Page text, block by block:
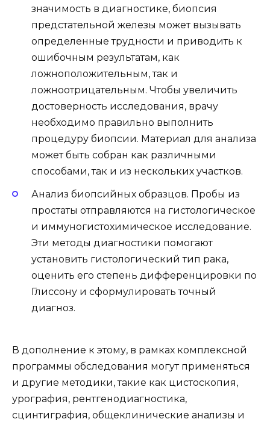
значимость в диагностике, биопсия
предстательной железы может вызывать
определенные трудности и приводить к
ошибочным результатам, как
ложноположительным, так и
ложноотрицательным. Чтобы увеличить
достоверность исследования, врачу
необходимо правильно выполнить
процедуру биопсии. Материал для анализа
может быть собран как различными
способами, так и из нескольких участков.
Анализ биопсийных образцов. Пробы из
простаты отправляются на гистологическое
и иммуногистохимическое исследование.
Эти методы диагностики помогают
установить гистологический тип рака,
оценить его степень дифференцировки по
Глиссону и сформулировать точный
диагноз.
В дополнение к этому, в рамках комплексной
программы обследования могут применяться
и другие методики, такие как цистоскопия,
урография, рентгенодиагностика,
сцинтиграфия, общеклинические анализы и